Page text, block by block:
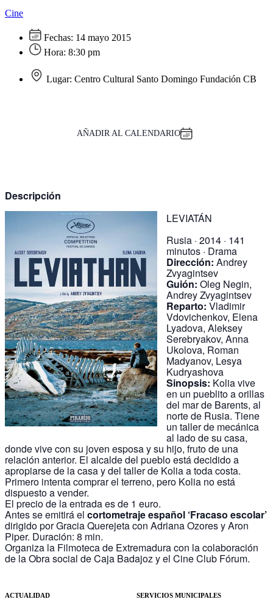
Cine
Fechas: 14 mayo 2015
Hora: 8:30 pm
Lugar: Centro Cultural Santo Domingo Fundación CB
AÑADIR AL CALENDARIO
Descripción
LEVIATÁN
Rusia · 2014 · 141
minutos · Drama
Dirección: Andrey
Zvyagintsev
Guión: Oleg Negin,
Andrey Zvyagintsev
Reparto: Vladimir
Vdovichenkov, Elena
Lyadova, Aleksey
Serebryakov, Anna
Ukolova, Roman
Madyanov, Lesya
Kudryashova
Sinopsis: Kolia vive
en un pueblito a orillas
del mar de Barents, al
norte de Rusia. Tiene
un taller de mecánica
al lado de su casa,
donde vive con su joven esposa y su hijo, fruto de una
relación anterior. El alcalde del pueblo está decidido a
apropiarse de la casa y del taller de Kolia a toda costa.
Primero intenta comprar el terreno, pero Kolia no está
dispuesto a vender.
El precio de la entrada es de 1 euro.
Antes se emitirá el cortometraje español ‘Fracaso escolar’
dirigido por Gracia Querejeta con Adriana Ozores y Aron
Piper. Duración: 8 min.
Organiza la Filmoteca de Extremadura con la colaboración
de la Obra social de Caja Badajoz y el Cine Club Fórum.
ACTUALIDAD SERVICIOS MUNICIPALES